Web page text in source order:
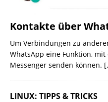
Kontakte über
Um Verbindungen zu
WhatsApp eine Funktion,
Messenger senden können.
LINUX: TIPPS & TRICKS